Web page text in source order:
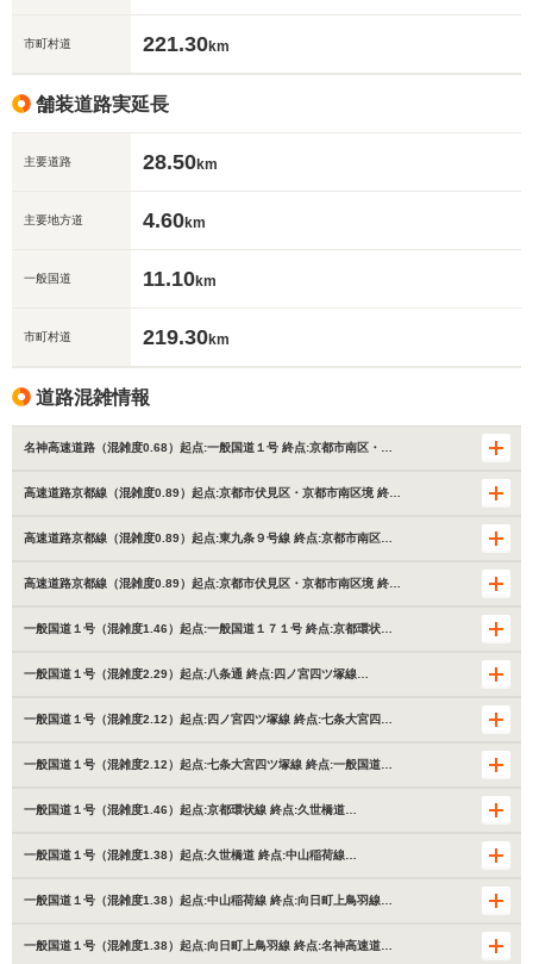
市町村道 221.30km
舗装道路実延長
主要道路 28.50km
主要地方道 4.60km
一般国道 11.10km
市町村道 219.30km
道路混雑情報
名神高速道路（混雑度0.68）起点:一般国道１号 終点:京都市南区・…
高速道路京都線（混雑度0.89）起点:京都市伏見区・京都市南区境 終…
高速道路京都線（混雑度0.89）起点:東九条９号線 終点:京都市南区…
高速道路京都線（混雑度0.89）起点:京都市伏見区・京都市南区境 終…
一般国道１号（混雑度1.46）起点:一般国道１７１号 終点:京都環状…
一般国道１号（混雑度2.29）起点:八条通 終点:四ノ宮四ツ塚線…
一般国道１号（混雑度2.12）起点:四ノ宮四ツ塚線 終点:七条大宮四…
一般国道１号（混雑度2.12）起点:七条大宮四ツ塚線 終点:一般国道…
一般国道１号（混雑度1.46）起点:京都環状線 終点:久世橋道…
一般国道１号（混雑度1.38）起点:久世橋道 終点:中山稲荷線…
一般国道１号（混雑度1.38）起点:中山稲荷線 終点:向日町上鳥羽線…
一般国道１号（混雑度1.38）起点:向日町上鳥羽線 終点:名神高速道…